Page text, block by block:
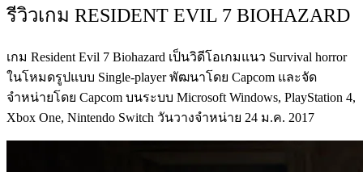
รีวิวเกม RESIDENT EVIL 7 BIOHAZARD
เกม Resident Evil 7 Biohazard เป็นวิดีโอเกมแนว Survival horror
ในโหมดรูปแบบ Single-player พัฒนาโดย Capcom และจัด
จำหน่ายโดย Capcom บนระบบ Microsoft Windows, PlayStation 4,
Xbox One, Nintendo Switch วันวางจำหน่าย 24 ม.ค. 2017